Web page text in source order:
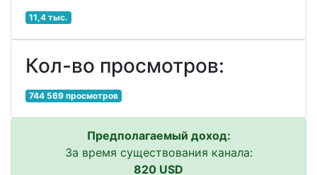
11,4 тыс.
Кол-во просмотров:
744 569 просмотров
Предполагаемый доход:
За время существования канала:
820 USD